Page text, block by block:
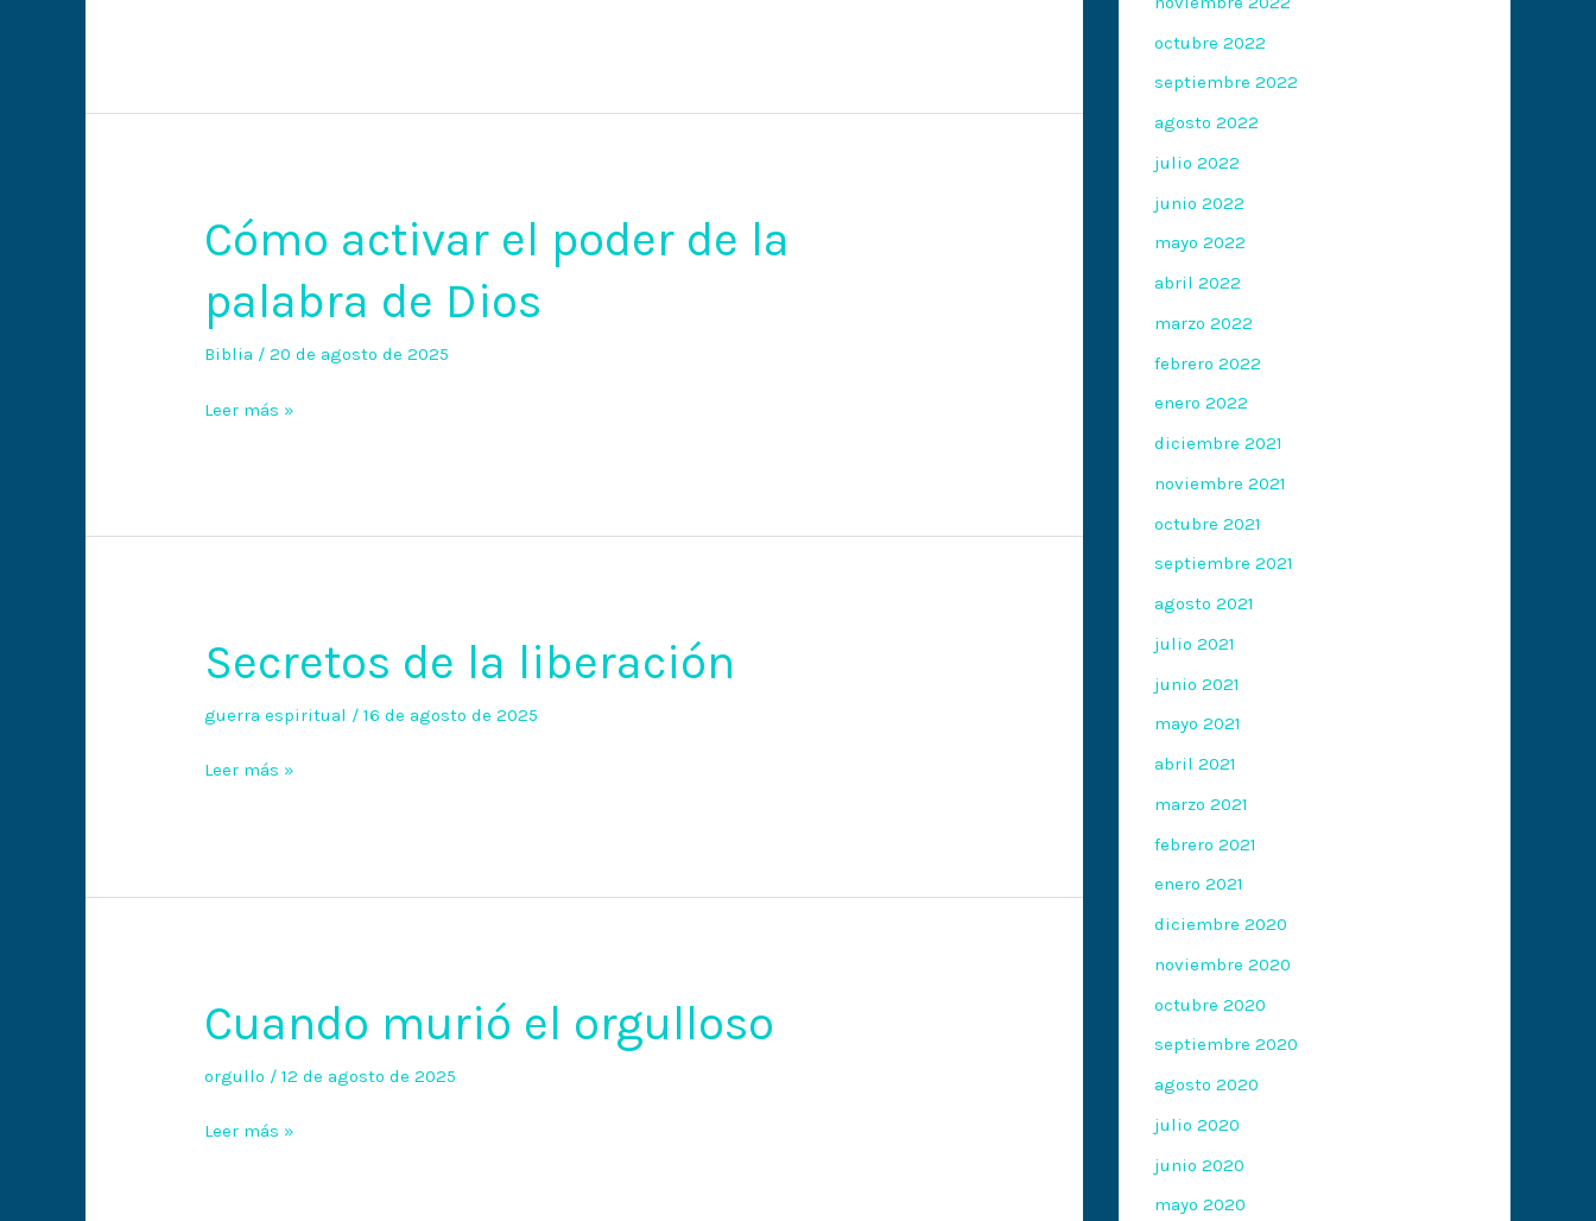
Cómo activar el poder de la
palabra de Dios
Biblia /20 de agosto de 2025
Cómo
activar
poder
de
palabra
Leer más »
Secretos de la liberación
guerra espiritual /16 de agosto de 2025
Secretos
de
la
Leer más »
Cuando murió el orgulloso
orgullo /12 de agosto de 2025
Cuando
murió
el
Leer más »
octubre 2022
septiembre 2022
agosto 2022
julio 2022
junio 2022
mayo 2022
abril 2022
marzo 2022
febrero 2022
enero 2022
diciembre 2021
noviembre 2021
octubre 2021
septiembre 2021
agosto 2021
julio 2021
junio 2021
mayo 2021
abril 2021
marzo 2021
febrero 2021
enero 2021
diciembre 2020
noviembre 2020
octubre 2020
septiembre 2020
agosto 2020
julio 2020
junio 2020
mayo 2020